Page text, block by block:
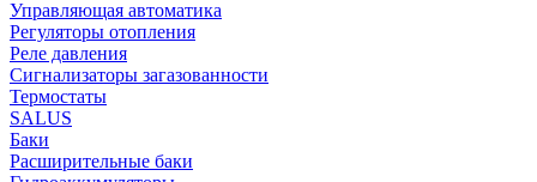
Управляющая автоматика
Регуляторы отопления
Реле давления
Сигнализаторы загазованности
Термостаты
SALUS
Баки
Расширительные баки